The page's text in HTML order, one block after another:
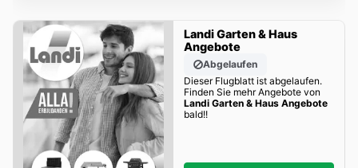
Landi Garten & Haus
Angebote
Abgelaufen
Dieser Flugblatt ist abgelaufen.
Finden Sie mehr Angebote von
Landi Garten & Haus Angebote
bald!!